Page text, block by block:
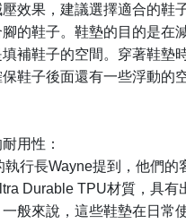
效果，建議選擇適合的鞋
的鞋子。鞋墊的目的是在
補鞋子的空間。穿著鞋墊
鞋子後面還有一些浮動的
用性：
執行長Wayne提到，他們的
Durable TPU材質，具有
般來說，這些鞋墊在日常